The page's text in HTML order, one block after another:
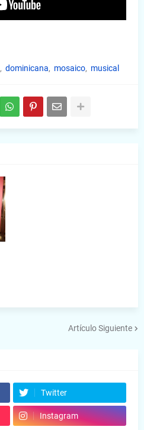
dominicana mosaico musical
Artículo Siguiente
Twitter
Instagram